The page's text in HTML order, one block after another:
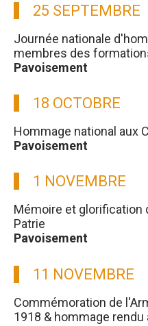
25 SEPTEMBRE
Journée nationale
membres des
Pavoisement
18 OCTOBRE
Hommage national aux
Pavoisement
1 NOVEMBRE
Mémoire et glorification
Patrie
Pavoisement
11 NOVEMBRE
Commémoration de
1918 & hommage